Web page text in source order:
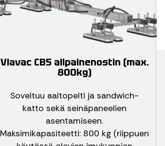
Viavac CB5 alipainenostin (max.
800kg)
Soveltuu aaltopelti ja sandwich-
katto sekä seinäpaneelien
asentamiseen.
Maksimikapasiteetti: 800 kg (riippuen